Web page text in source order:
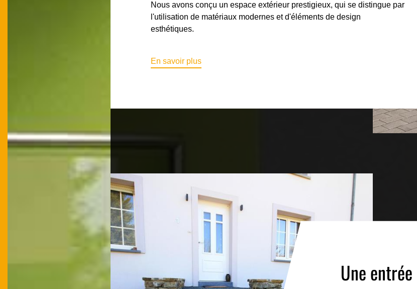
Nous avons conçu un espace extérieur prestigieux, qui se distingue par
l'utilisation de matériaux modernes et d'éléments de design
esthétiques.
En savoir plus
Une